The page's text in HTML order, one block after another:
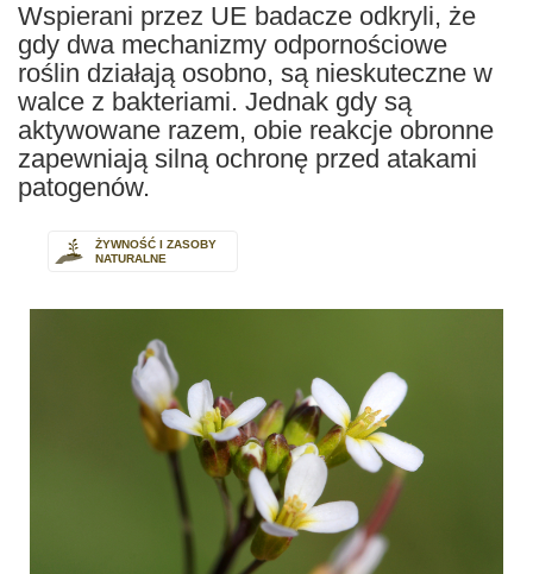
Wspierani przez UE badacze odkryli, że
gdy dwa mechanizmy odpornościowe
roślin działają osobno, są nieskuteczne w
walce z bakteriami. Jednak gdy są
aktywowane razem, obie reakcje obronne
zapewniają silną ochronę przed atakami
patogenów.
ŻYWNOŚĆ I ZASOBY
NATURALNE